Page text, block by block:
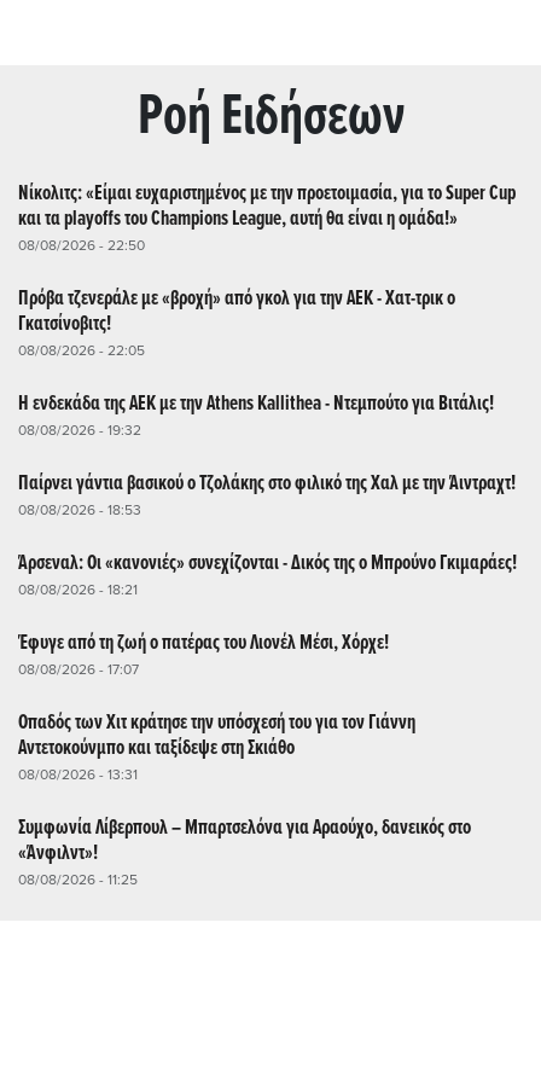
Ρoή Ειδήσεων
Νίκολιτς: «Είμαι ευχαριστημένος με την προετοιμασία, για το Super Cup
και τα playoffs του Champions League, αυτή θα είναι η ομάδα!»
08/08/2026 - 22:50
Πρόβα τζενεράλε με «βροχή» από γκολ για την ΑΕΚ - Χατ-τρικ ο
Γκατσίνοβιτς!
08/08/2026 - 22:05
Η ενδεκάδα της ΑΕΚ με την Athens Kallithea - Ντεμπούτο για Βιτάλις!
08/08/2026 - 19:32
Παίρνει γάντια βασικού ο Τζολάκης στο φιλικό της Χαλ με την Άιντραχτ!
08/08/2026 - 18:53
Άρσεναλ: Οι «κανονιές» συνεχίζονται - Δικός της ο Μπρούνο Γκιμαράες!
08/08/2026 - 18:21
Έφυγε από τη ζωή ο πατέρας του Λιονέλ Μέσι, Χόρχε!
08/08/2026 - 17:07
Οπαδός των Χιτ κράτησε την υπόσχεσή του για τον Γιάννη
Αντετοκούνμπο και ταξίδεψε στη Σκιάθο
08/08/2026 - 13:31
Συμφωνία Λίβερπουλ – Μπαρτσελόνα για Αραούχο, δανεικός στο
«Άνφιλντ»!
08/08/2026 - 11:25